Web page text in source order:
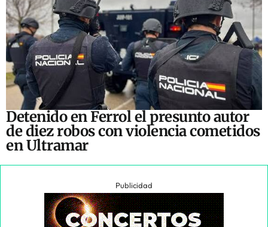
Detenido en Ferrol el presunto autor
de diez robos con violencia cometidos
en Ultramar
Publicidad